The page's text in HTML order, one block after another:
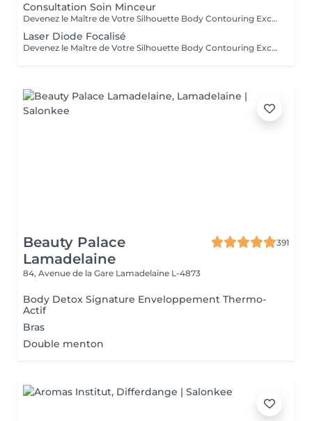
Consultation Soin Minceur
Devenez le Maître de Votre Silhouette Body Contouring Exclusif Vous aspirez à redéfinir votre silhouette, dire adieu à la peau d'orange, et être prête pour votre summer body ? Ressentez-vous le besoin d'être accompagnée par des professionnelles pour retrouver le corps qui vous fait vous sentir au mieux ? Arboria Beauty est là pour concrétiser vos objectifs! Le Body Contouring by CONTOUR PARIS® offre une solution complète, personnalisée et unique grâce à la combinaison de trois technologies de pointe : La Cryolipolyse Augmentée, pour affiner votre silhouette sur mesure. Le Laser Diode Focalisé, pour atténuer la cellulite. Le Palber-Rouler Mécanique, pour raffermir la beau. Laissez-nous vous guider vers une transformation qui révélera votre meilleure version ! Arboria Beauty détient l'exclusivité au Luxembourg pour vous offrir en avant-première le Body Contouring by CONTOUR PARIS®, une expérience minceur unique en son genre dans le domaine de médecine esthétique.
Laser Diode Focalisé
Devenez le Maître de Votre Silhouette Body Contouring Exclusif Vous aspirez à redéfinir votre silhouette, dire adieu à la peau d'orange, et être prête pour votre summer body ? Ressentez-vous le besoin d'être accompagnée par des professionnelles pour retrouver le corps qui vous fait vous sentir au mieux ? Arboria Beauty est là pour concrétiser vos objectifs! Le Body Contouring by CONTOUR PARIS® offre une solution complète, personnalisée et unique grâce à la combinaison de trois technologies de pointe : La Cryolipolyse Augmentée, pour affiner votre silhouette sur mesure. Le Laser Diode Focalisé, pour atténuer la cellulite. Le Palber-Rouler Mécanique, pour raffermir la beau. Laissez-nous vous guider vers une transformation qui révélera votre meilleure version ! Arboria Beauty détient l'exclusivité au Luxembourg pour vous offrir en avant-première le Body Contouring by CONTOUR PARIS®, une expérience minceur unique en son genre dans le domaine de médecine esthétique.
Beauty Palace
Lamadelaine
391
84, Avenue de la Gare Lamadelaine L-4873
Body Detox Signature Enveloppement Thermo-
Actif
Bras
Double menton